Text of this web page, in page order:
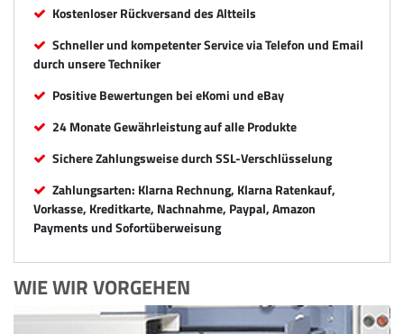
Kostenloser Rückversand des Altteils
Schneller und kompetenter Service via Telefon und Email
durch unsere Techniker
Positive Bewertungen bei eKomi und eBay
24 Monate Gewährleistung auf alle Produkte
Sichere Zahlungsweise durch SSL-Verschlüsselung
Zahlungsarten: Klarna Rechnung, Klarna Ratenkauf,
Vorkasse, Kreditkarte, Nachnahme, Paypal, Amazon
Payments und Sofortüberweisung
WIE WIR VORGEHEN